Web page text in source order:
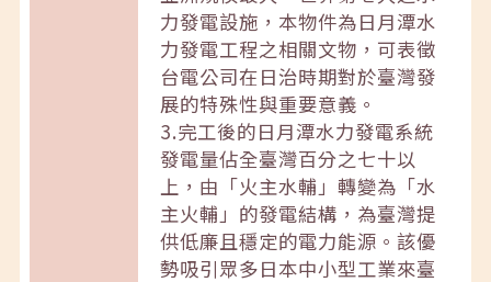
力發電設施，本物件為日月潭水
力發電工程之相關文物，可表徵
台電公司在日治時期對於臺灣發
展的特殊性與重要意義。
3.完工後的日月潭水力發電系統
發電量佔全臺灣百分之七十以
上，由「火主水輔」轉變為「水
主火輔」的發電結構，為臺灣提
供低廉且穩定的電力能源。該優
勢吸引眾多日本中小型工業來臺